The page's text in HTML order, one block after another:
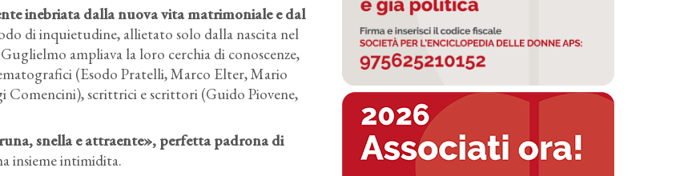
inebriata dalla nuova vita matrimoniale e dal
di inquietudine, allietato solo dalla nascita nel
ampliava la loro cerchia di conoscenze,
(Esodo Pratelli, Marco Elter, Mario
Comencini), scrittrici e scrittori (Guido Piovene,
snella e attraente», perfetta padrona di
insieme intimidita.